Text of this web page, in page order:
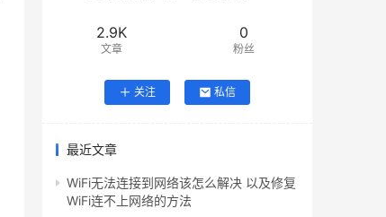
2.9K
文章
0
粉丝
关注 私信
最近文章
WiFi无法连接到网络该怎么解决 以及修复
WiFi连不上网络的方法